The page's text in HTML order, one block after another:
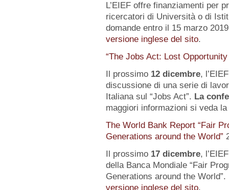
L’EIEF offre finanziamenti per
ricercatori di Università o di
domande entro il 15 marzo
versione inglese del sito.
“The Jobs Act: Lost
Il prossimo 12 dicembre,
discussione di una serie di
Italiana sul “Jobs Act”. La
maggiori informazioni si veda la
The World Bank Report “Fair
Generations around the World”
Il prossimo 17 dicembre,
della Banca Mondiale “Fair
Generations around the
versione inglese del sito.